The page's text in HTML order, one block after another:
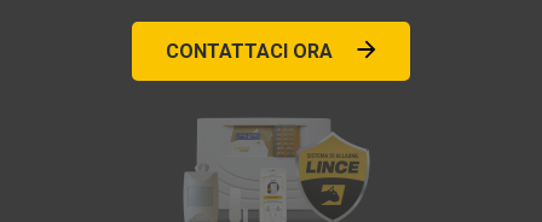
CONTATTACI ORA